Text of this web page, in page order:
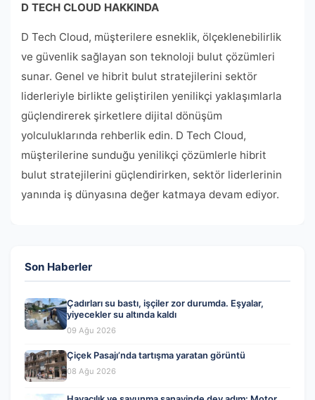
D TECH CLOUD HAKKINDA
D Tech Cloud, müşterilere esneklik, ölçeklenebilirlik
ve güvenlik sağlayan son teknoloji bulut çözümleri
sunar. Genel ve hibrit bulut stratejilerini sektör
liderleriyle birlikte geliştirilen yenilikçi yaklaşımlarla
güçlendirerek şirketlere dijital dönüşüm
yolculuklarında rehberlik edin. D Tech Cloud,
müşterilerine sunduğu yenilikçi çözümlerle hibrit
bulut stratejilerini güçlendirirken, sektör liderlerinin
yanında iş dünyasına değer katmaya devam ediyor.
Son Haberler
Çadırları su bastı, işçiler zor durumda. Eşyalar,
yiyecekler su altında kaldı
09 Ağu 2026
Çiçek Pasajı’nda tartışma yaratan görüntü
08 Ağu 2026